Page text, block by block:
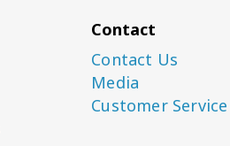
Contact
Contact Us
Media
Customer Service